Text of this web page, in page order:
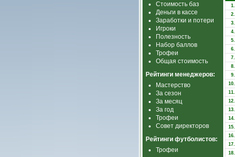
Стоимость баз
Деньги в кассе
Заработки и потери
Игроки
Полезность
Набор баллов
Трофеи
Общая стоимость
Рейтинги менеджеров:
Мастерство
За сезон
За месяц
За год
Трофеи
Совет директоров
Рейтинги футболистов:
Трофеи
1.
2.
3.
4.
5.
6.
7.
8.
9.
10.
11.
12.
13.
14.
15.
16.
17.
18.